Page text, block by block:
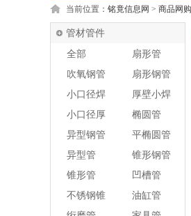
当前位置： 铭竟信息网 > 商品网购
管材管件
全部
扇形管
吹氧钢管
扇形钢管
小口径焊
管
厚壁小焊
管
小口径厚
壁焊管
椭圆管
异型钢管
平椭圆管
异型管
锥形钢管
锥形管
凹槽管
不锈钢锥
形钢管
油缸管